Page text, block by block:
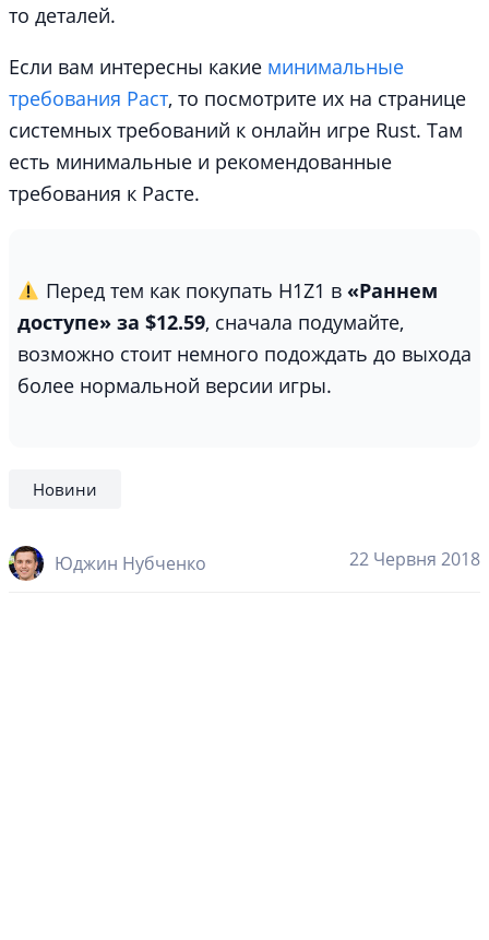
то деталей.
Если вам интересны какие минимальные
требования Раст, то посмотрите их на странице
системных требований к онлайн игре Rust. Там
есть минимальные и рекомендованные
требования к Расте.
Перед тем как покупать H1Z1 в «Раннем
доступе» за $12.59, сначала подумайте,
возможно стоит немного подождать до выхода
более нормальной версии игры.
Новини
Юджин Нубченко 22 Червня 2018